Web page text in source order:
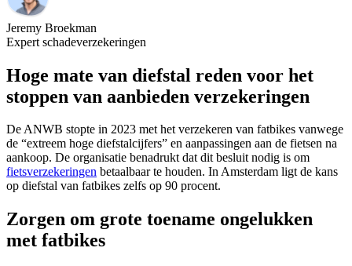
Jeremy Broekman
Expert schadeverzekeringen
Hoge mate van diefstal reden voor het
stoppen van aanbieden verzekeringen
De ANWB stopte in 2023 met het verzekeren van fatbikes vanwege
de “extreem hoge diefstalcijfers” en aanpassingen aan de fietsen na
aankoop. De organisatie benadrukt dat dit besluit nodig is om
fietsverzekeringen betaalbaar te houden. In Amsterdam ligt de kans
op diefstal van fatbikes zelfs op 90 procent.
Zorgen om grote toename ongelukken
met fatbikes